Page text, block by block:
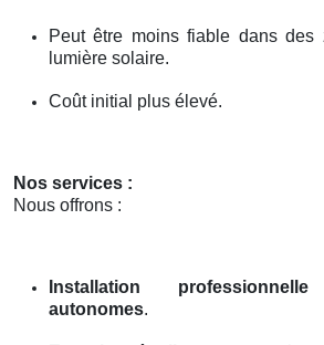
Peut être moins fiable dans des
lumière solaire.
Coût initial plus élevé.
Nos services :
Nous offrons :
Installation professionnelle
autonomes.